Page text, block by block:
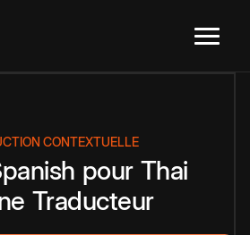
CONTEXTUELLE
pour Thai
Traducteur